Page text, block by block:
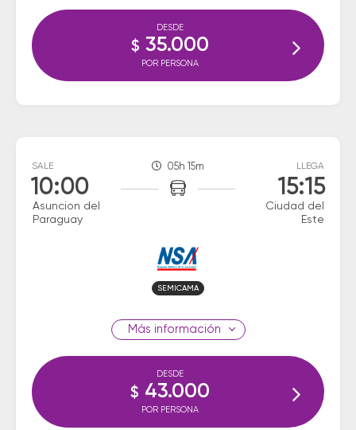
DESDE
$ 35.000
POR PERSONA
SALE
10:00
Asuncion del
Paraguay
05h 15m LLEGA
15:15
Ciudad del
Este
SEMICAMA
información
DESDE
$ 43.000
POR PERSONA